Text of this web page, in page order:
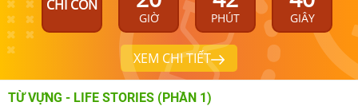
CHỈ CÒN
GIỜ PHÚT GIÂY
XEM CHI TIẾT
TỪ VỰNG - LIFE STORIES (PHẦN 1)